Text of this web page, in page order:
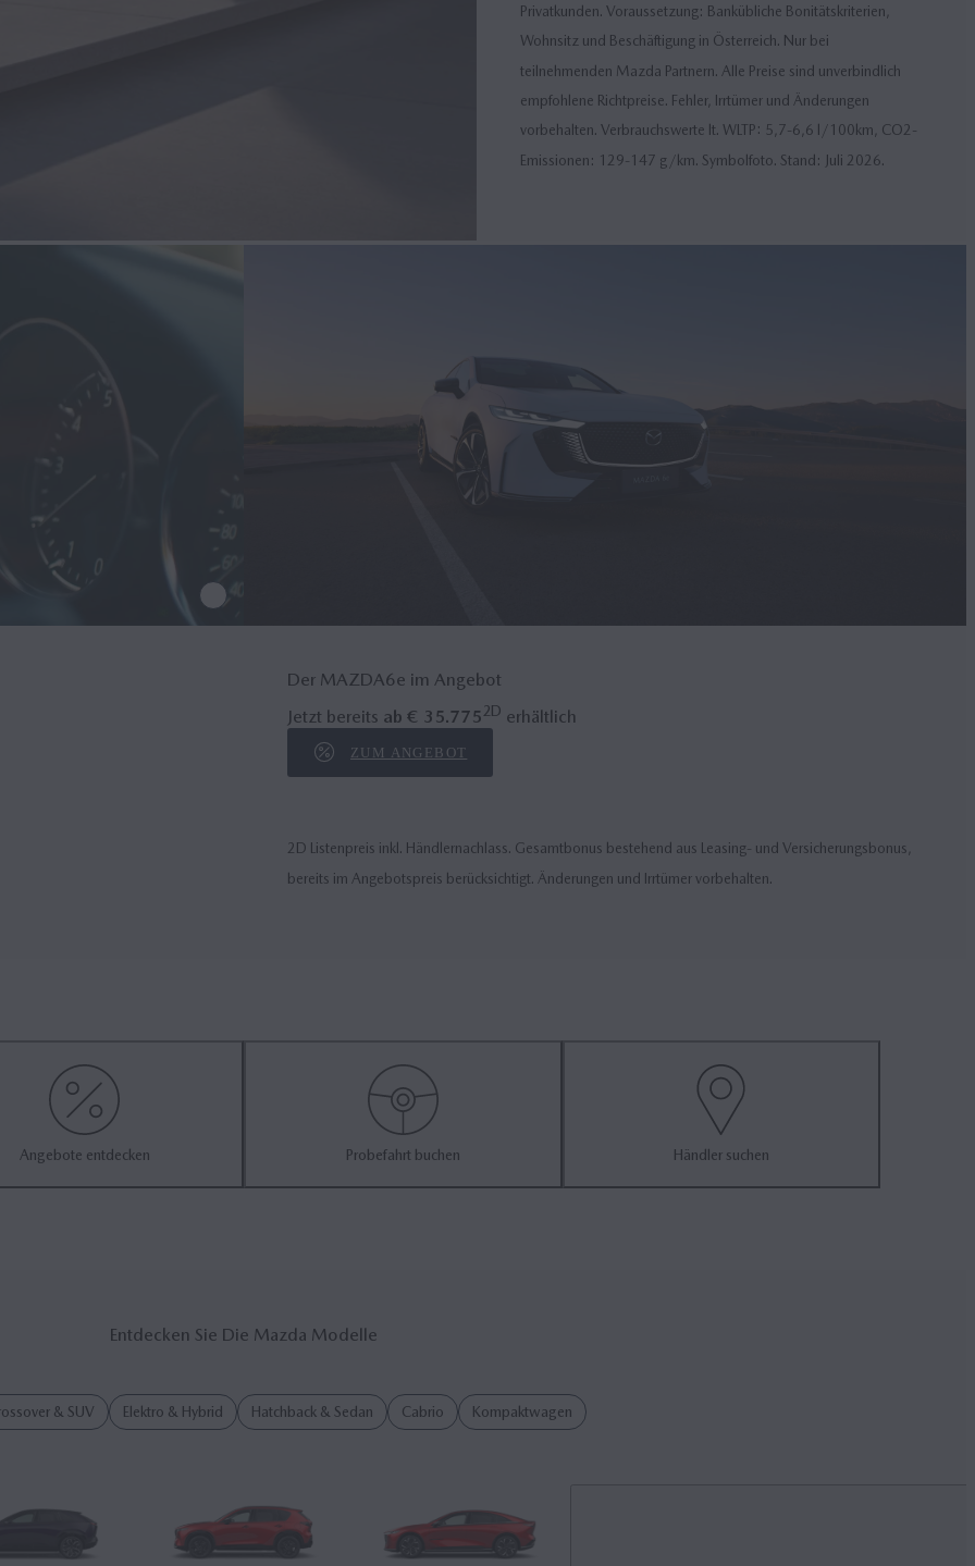
Privatkunden. Voraussetzung: Bankübliche Bonitätskriterien,
Wohnsitz und Beschäftigung in Österreich. Nur bei
teilnehmenden Mazda Partnern. Alle Preise sind unverbindlich
empfohlene Richtpreise. Fehler, Irrtümer und Änderungen
vorbehalten. Verbrauchswerte lt. WLTP: 5,7-6,6 l/100km, CO2-
Emissionen: 129-147 g/km. Symbolfoto. Stand: Juli 2026.
Der MAZDA6e im Angebot
Jetzt bereits ab € 35.7752D erhältlich
ZUM ANGEBOT
2D Listenpreis inkl. Händlernachlass. Gesamtbonus bestehend aus Leasing- und Versicherungsbonus,
bereits im Angebotspreis berücksichtigt. Änderungen und Irrtümer vorbehalten.
Angebote entdecken Probefahrt buchen Händler suchen
Entdecken Sie Die Mazda Modelle
& SUV Elektro & Hybrid Hatchback & Sedan Cabrio Kompaktwagen